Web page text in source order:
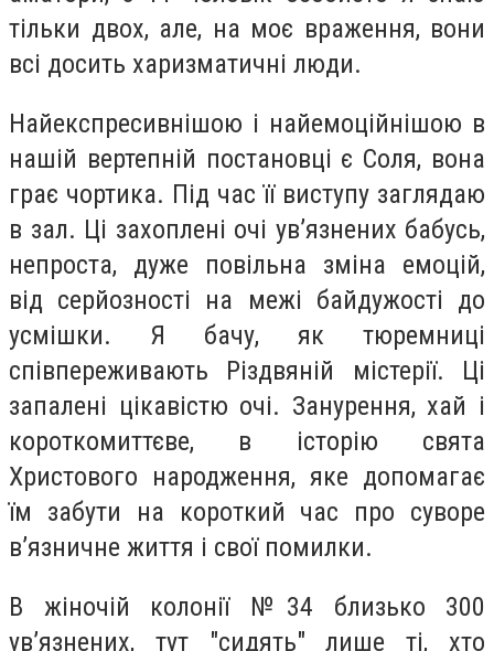
тільки двох, але, на моє враження, вони
всі досить харизматичні люди.
Найекспресивнішою і найемоційнішою в
нашій вертепній постановці є Соля, вона
грає чортика. Під час її виступу заглядаю
в зал. Ці захоплені очі ув’язнених бабусь,
непроста, дуже повільна зміна емоцій,
від серйозності на межі байдужості до
усмішки. Я бачу, як тюремниці
співпереживають Різдвяній містерії. Ці
запалені цікавістю очі. Занурення, хай і
короткомиттєве, в історію свята
Христового народження, яке допомагає
їм забути на короткий час про суворе
в’язничне життя і свої помилки.
В жіночій колонії №34 близько 300
ув’язнених, тут "сидять" лише ті, хто